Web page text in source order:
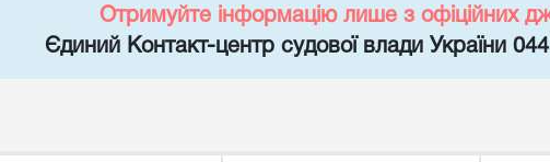
Отримуйте інформацію лише з офіційних
Єдиний Контакт-центр судової влади України